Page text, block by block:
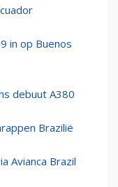
in op Buenos
debuut A380
Brazilië
Avianca Brazil